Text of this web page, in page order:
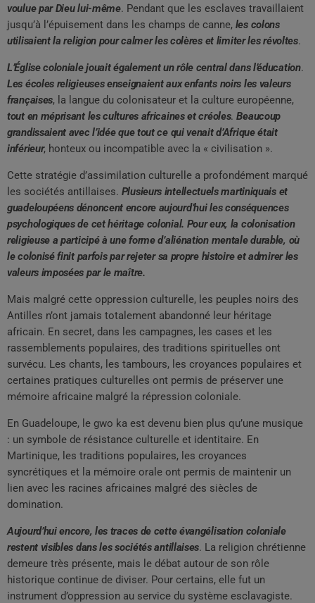
voulue par Dieu lui-même. Pendant que les esclaves travaillaient
jusqu’à l’épuisement dans les champs de canne, les colons
utilisaient la religion pour calmer les colères et limiter les révoltes.
L’Église coloniale jouait également un rôle central dans l’éducation.
Les écoles religieuses enseignaient aux enfants noirs les valeurs
françaises, la langue du colonisateur et la culture européenne,
tout en méprisant les cultures africaines et créoles.Beaucoup
grandissaient avec l’idée que tout ce qui venait d’Afrique était
inférieur, honteux ou incompatible avec la « civilisation ».
Cette stratégie d’assimilation culturelle a profondément marqué
les sociétés antillaises. Plusieurs intellectuels martiniquais et
guadeloupéens dénoncent encore aujourd’hui les conséquences
psychologiques de cet héritage colonial. Pour eux, la colonisation
religieuse a participé à une forme d’aliénation mentale durable, où
le colonisé finit parfois par rejeter sa propre histoire et admirer les
valeurs imposées par le maître.
Mais malgré cette oppression culturelle, les peuples noirs des
Antilles n’ont jamais totalement abandonné leur héritage
africain. En secret, dans les campagnes, les cases et les
rassemblements populaires, des traditions spirituelles ont
survécu. Les chants, les tambours, les croyances populaires et
certaines pratiques culturelles ont permis de préserver une
mémoire africaine malgré la répression coloniale.
En Guadeloupe, le gwo ka est devenu bien plus qu’une musique
: un symbole de résistance culturelle et identitaire. En
Martinique, les traditions populaires, les croyances
syncrétiques et la mémoire orale ont permis de maintenir un
lien avec les racines africaines malgré des siècles de
domination.
Aujourd’hui encore, les traces de cette évangélisation coloniale
restent visibles dans les sociétés antillaises. La religion chrétienne
demeure très présente, mais le débat autour de son rôle
historique continue de diviser. Pour certains, elle fut un
instrument d’oppression au service du système esclavagiste.